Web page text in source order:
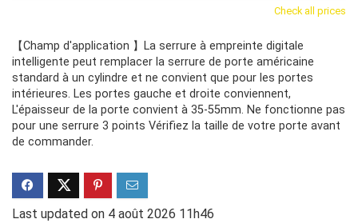
Check all prices
【Champ d'application 】La serrure à empreinte digitale
intelligente peut remplacer la serrure de porte américaine
standard à un cylindre et ne convient que pour les portes
intérieures. Les portes gauche et droite conviennent,
L'épaisseur de la porte convient à 35-55mm. Ne fonctionne pas
pour une serrure 3 points Vérifiez la taille de votre porte avant
de commander.
Last updated on 4 août 2026 11h46